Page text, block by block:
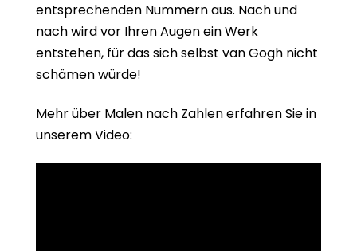
entsprechenden Nummern aus. Nach und
nach wird vor Ihren Augen ein Werk
entstehen, für das sich selbst van Gogh nicht
schämen würde!
Mehr über Malen nach Zahlen erfahren Sie in
unserem Video: